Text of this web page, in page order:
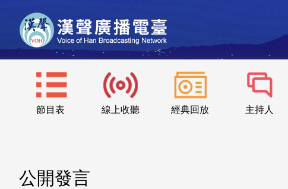
節目表 線上收聽 經典回放 主持人
公開發言